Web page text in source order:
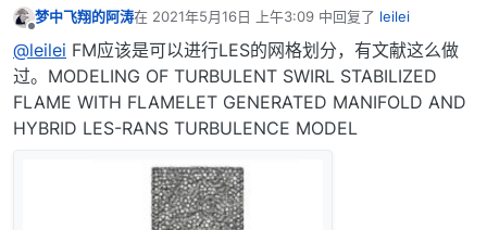
梦中飞翔的阿涛在 2021年5月16日 上午3:09 中回复了 leilei
最后由 编辑
@leilei FM应该是可以进行LES的网格划分，有文献这么做
过。MODELING OF TURBULENT SWIRL STABILIZED
FLAME WITH FLAMELET GENERATED MANIFOLD AND
HYBRID LES-RANS TURBULENCE MODEL